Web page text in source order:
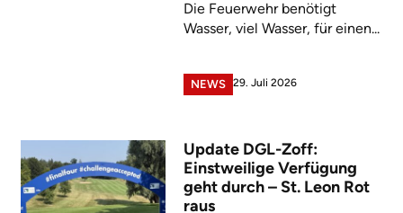
Die Feuerwehr benötigt
Wasser, viel Wasser, für einen...
NEWS 29. Juli 2026
Update DGL-Zoff:
Einstweilige Verfügung
geht durch – St. Leon Rot
raus